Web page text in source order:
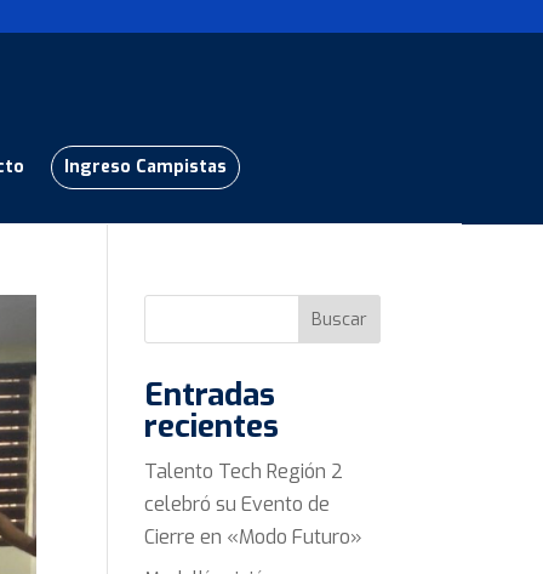
Ingreso Campistas
Buscar
Entradas
recientes
Talento Tech Región 2
celebró su Evento de
Cierre en «Modo Futuro»